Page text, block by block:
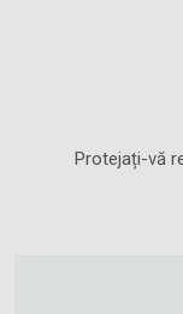
Protejați-vă